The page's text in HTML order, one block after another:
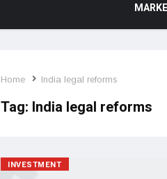
Home India legal reforms
Tag: India legal reforms
INVESTMENT